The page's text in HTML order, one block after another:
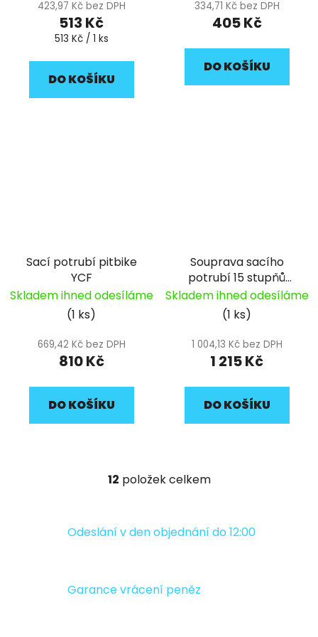
423,97 Kč bez DPH
513 Kč
Měrná
513 Kč / 1 ks
DO KOŠÍKU
334,71 Kč bez DPH
405 Kč
DO KOŠÍKU
Sací potrubí pitbike
YCF
Skladem ihned odesíláme
(1 ks)
669,42 Kč bez DPH
810 Kč
DO KOŠÍKU
Souprava sacího
potrubí 15 stupňů
DAYTONA ANIMA
Skladem ihned odesíláme
(1 ks)
1 004,13 Kč bez DPH
1 215 Kč
DO KOŠÍKU
O
á
c
í
12 položek celkem
Odeslání v den objednání do 12:00
Garance vrácení peněz